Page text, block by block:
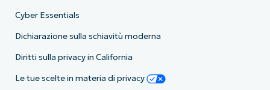
Cyber Essentials
Dichiarazione sulla schiavitù moderna
Diritti sulla privacy in California
Le tue scelte in materia di privacy